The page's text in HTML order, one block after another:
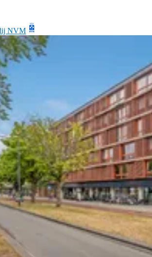
NVM